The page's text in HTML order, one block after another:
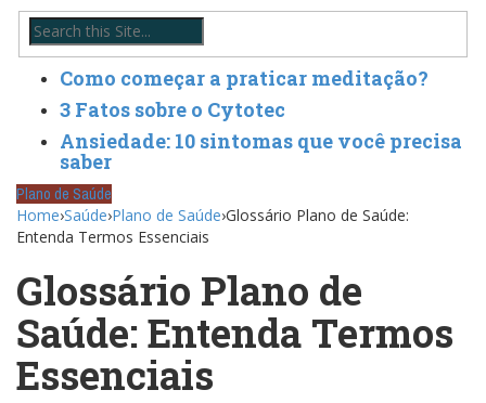
Como começar a praticar meditação?
3 Fatos sobre o Cytotec
Ansiedade: 10 sintomas que você precisa
saber
Plano de Saúde
Home›Saúde›Plano de Saúde›Glossário Plano de Saúde:
Entenda Termos Essenciais
Glossário Plano de
Saúde: Entenda Termos
Essenciais